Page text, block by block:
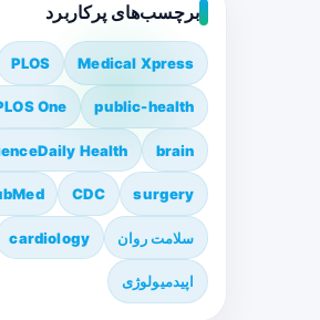
برچسب‌های پرکاربرد
Medical Xpress
PLOS
public-health
One
brain
Health
surgery
CDC
سلامت روان cardiology
اپیدمیولوژی